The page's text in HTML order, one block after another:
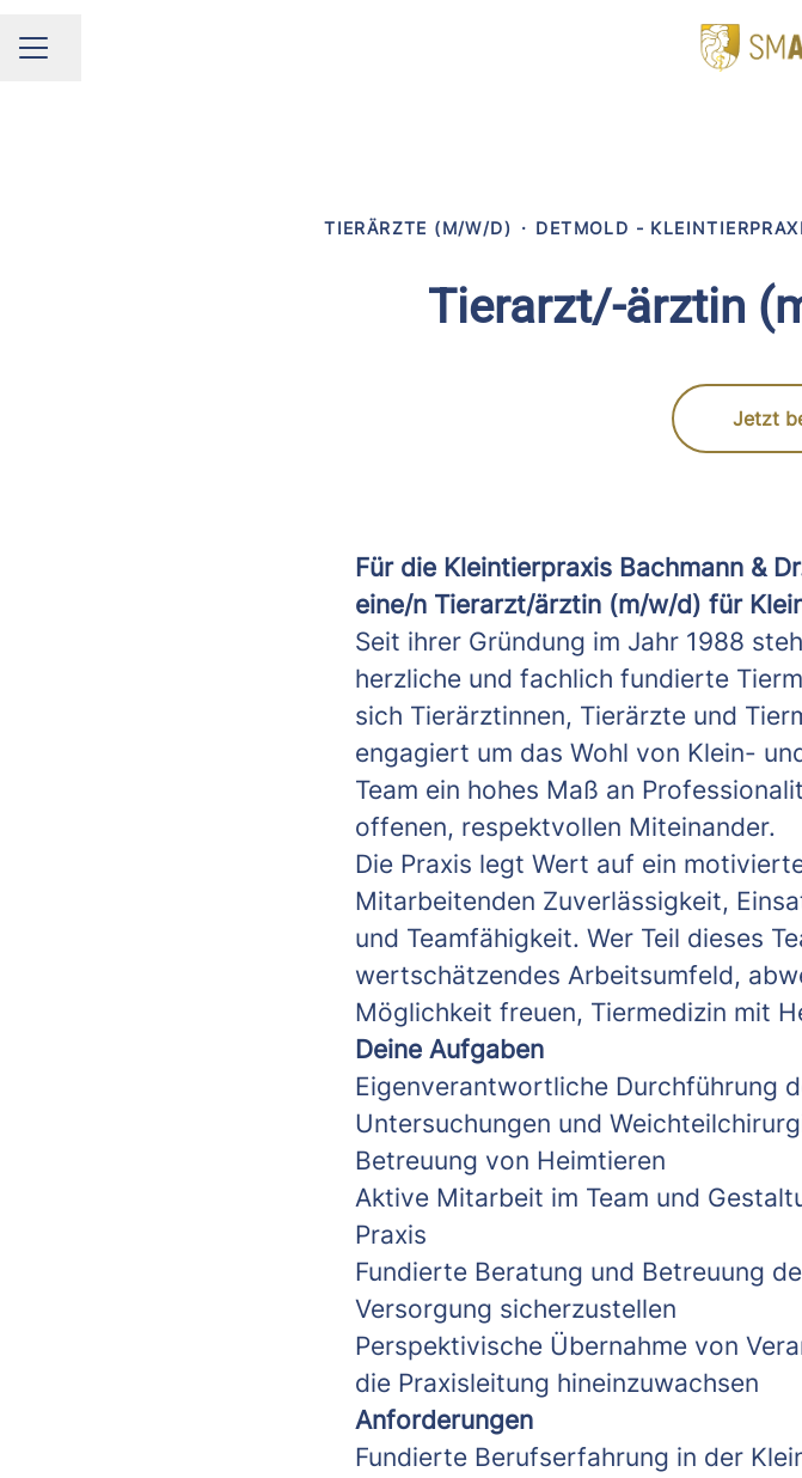
KARRIEREMENÜ
Seite teilen
TIERÄRZTE (M/W/D) · DETMOLD -
Tierarzt/-ärztin
Jetzt
Für die Kleintierpraxis Bachmann &
eine/n Tierarzt/ärztin (m/w/d) für
Seit ihrer Gründung im Jahr 1988
herzliche und fachlich fundierte
sich Tierärztinnen, Tierärzte und
engagiert um das Wohl von Klein-
Team ein hohes Maß an
offenen, respektvollen Miteinander.
Die Praxis legt Wert auf ein
Mitarbeitenden Zuverlässigkeit,
und Teamfähigkeit. Wer Teil dieses
wertschätzendes Arbeitsumfeld,
Möglichkeit freuen, Tiermedizin mit
Deine Aufgaben
Eigenverantwortliche Durchführung
Untersuchungen und
Betreuung von Heimtieren
Aktive Mitarbeit im Team und
Praxis
Fundierte Beratung und Betreuung
Versorgung sicherzustellen
Perspektivische Übernahme von
die Praxisleitung hineinzuwachsen
Anforderungen
Fundierte Berufserfahrung in der